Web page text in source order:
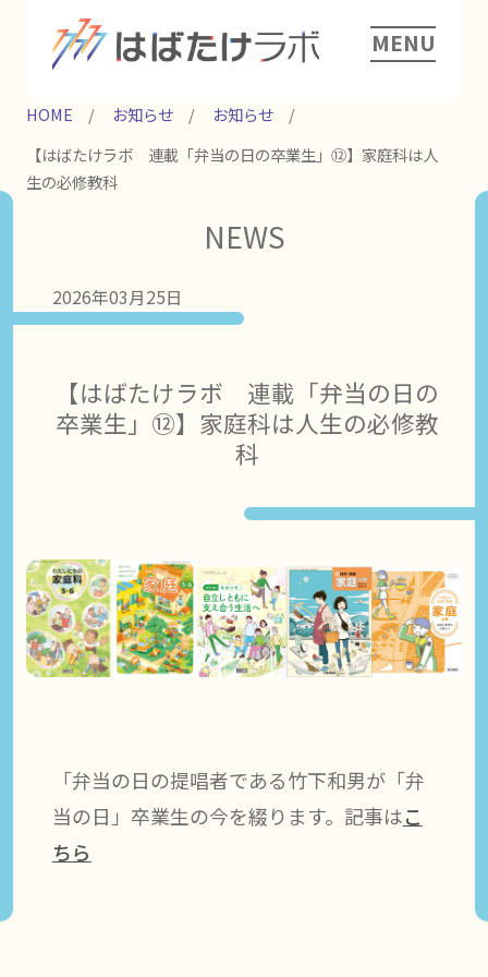
MENU
HOME お知らせ
お知らせ
【はばたけラボ 連載「弁当の日の卒業生」⑫】家庭科は人
生の必修教科
NEWS
2026年03月25日
【はばたけラボ 連載「弁当の日の
卒業生」⑫】家庭科は人生の必修教
科
「弁当の日の提唱者である竹下和男が「弁
当の日」卒業生の今を綴ります。記事はこ
ちら